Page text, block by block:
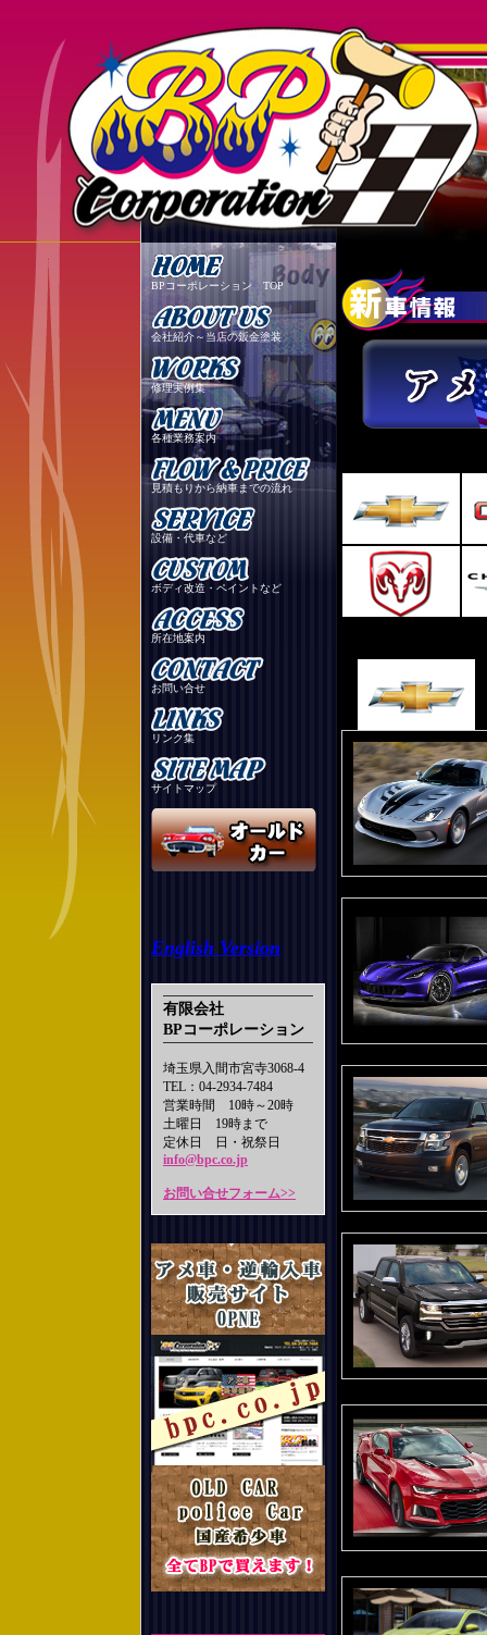
BPコーポレーション TOP
会社紹介～当店の鈑金塗装
修理実例集
各種業務案内
見積もりから納車までの流れ
設備・代車など
ボディ改造・ペイントなど
所在地案内
お問い合せ
リンク集
サイトマップ
English Version
有限会社
BPコーポレーション
埼玉県入間市宮寺3068-4
TEL：04-2934-7484
営業時間 10時～20時
土曜日 19時まで
定休日 日・祝祭日
info@bpc.co.jp
お問い合せフォーム>>